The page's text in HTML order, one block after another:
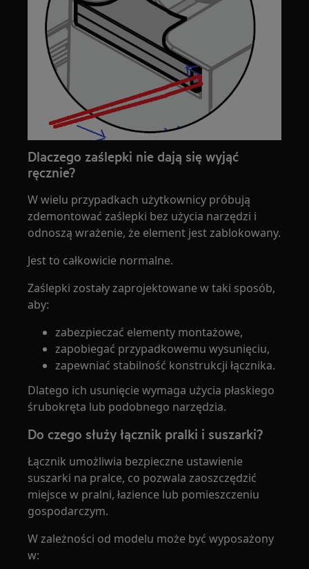
Dlaczego zaślepki nie dają się wyjąć
ręcznie?
W wielu przypadkach użytkownicy próbują
zdemontować zaślepki bez użycia narzędzi i
odnoszą wrażenie, że element jest zablokowany.
Jest to całkowicie normalne.
Zaślepki zostały zaprojektowane w taki sposób,
aby:
zabezpieczać elementy montażowe,
zapobiegać przypadkowemu wysunięciu,
zapewniać stabilność konstrukcji łącznika.
Dlatego ich usunięcie wymaga użycia płaskiego
śrubokręta lub podobnego narzędzia.
Do czego służy łącznik pralki i suszarki?
Łącznik umożliwia bezpieczne ustawienie
suszarki na pralce, co pozwala zaoszczędzić
miejsce w pralni, łazience lub pomieszczeniu
gospodarczym.
W zależności od modelu może być wyposażony
w: